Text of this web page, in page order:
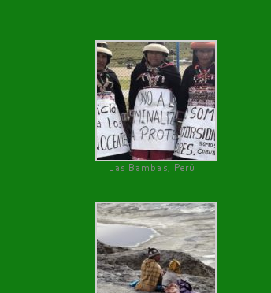
Las Bambas, Perú